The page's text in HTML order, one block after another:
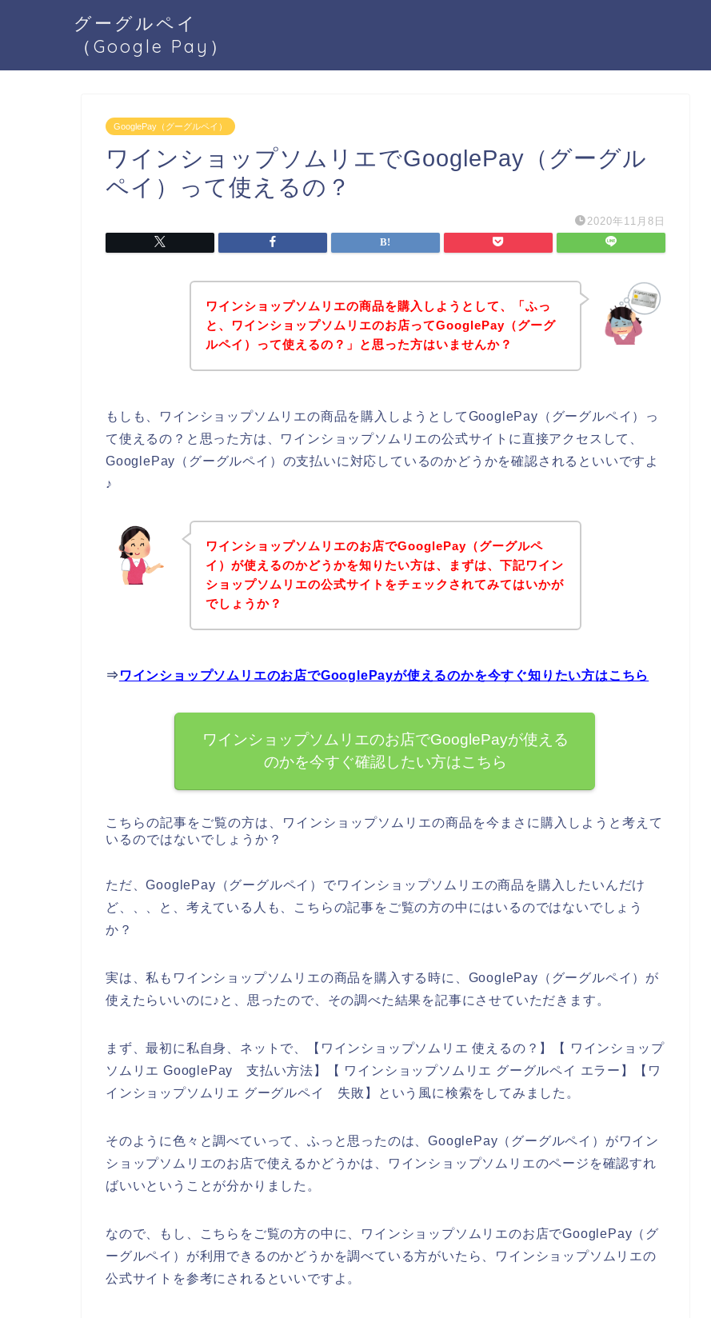
グーグルペイ
（Google Pay）
GooglePay（グーグルペイ）
ワインショップソムリエでGooglePay（グーグル
ペイ）って使えるの？
2020年11月8日
ワインショップソムリエの商品を購入しようとして、「ふっ
と、ワインショップソムリエのお店ってGooglePay（グーグ
ルペイ）って使えるの？」と思った方はいませんか？
もしも、ワインショップソムリエの商品を購入しようとしてGooglePay（グーグルペイ）っ
て使えるの？と思った方は、ワインショップソムリエの公式サイトに直接アクセスして、
GooglePay（グーグルペイ）の支払いに対応しているのかどうかを確認されるといいですよ
♪
ワインショップソムリエのお店でGooglePay（グーグルペ
イ）が使えるのかどうかを知りたい方は、まずは、下記ワイン
ショップソムリエの公式サイトをチェックされてみてはいかが
でしょうか？
⇒ ワインショップソムリエのお店でGooglePayが使えるのかを今すぐ知りたい方はこちら
ワインショップソムリエのお店でGooglePayが使える
のかを今すぐ確認したい方はこちら
こちらの記事をご覧の方は、ワインショップソムリエの商品を今まさに購入しようと考えて
いるのではないでしょうか？
ただ、GooglePay（グーグルペイ）でワインショップソムリエの商品を購入したいんだけ
ど、、、と、考えている人も、こちらの記事をご覧の方の中にはいるのではないでしょう
か？
実は、私もワインショップソムリエの商品を購入する時に、GooglePay（グーグルペイ）が
使えたらいいのに♪と、思ったので、その調べた結果を記事にさせていただきます。
まず、最初に私自身、ネットで、【ワインショップソムリエ 使えるの？】【 ワインショップ
ソムリエ GooglePay 支払い方法】【 ワインショップソムリエ グーグルペイ エラー】【ワ
インショップソムリエ グーグルペイ 失敗】という風に検索をしてみました。
そのように色々と調べていって、ふっと思ったのは、GooglePay（グーグルペイ）がワイン
ショップソムリエのお店で使えるかどうかは、ワインショップソムリエのページを確認すれ
ばいいということが分かりました。
なので、もし、こちらをご覧の方の中に、ワインショップソムリエのお店でGooglePay（グ
ーグルペイ）が利用できるのかどうかを調べている方がいたら、ワインショップソムリエの
公式サイトを参考にされるといいですよ。